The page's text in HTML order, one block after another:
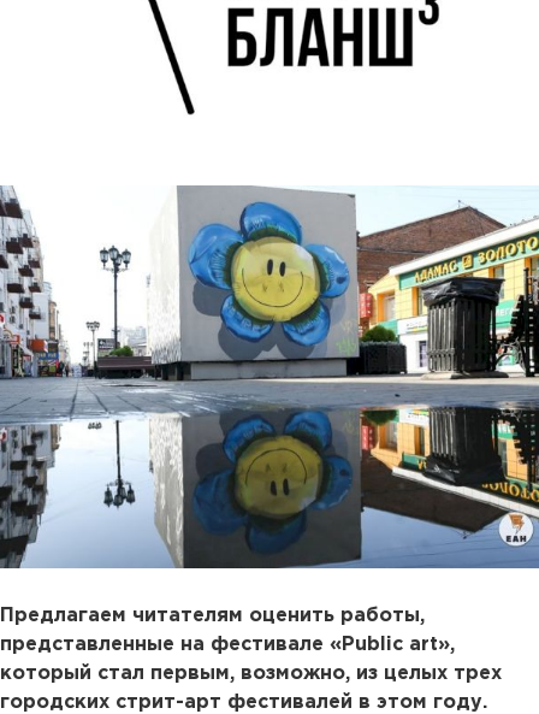
Предлагаем читателям оценить работы,
представленные на фестивале «Public art»,
который стал первым, возможно, из целых трех
городских стрит-арт фестивалей в этом году.